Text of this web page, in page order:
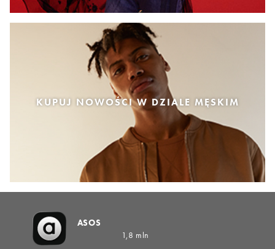
KUPUJ NOWOŚCI W DZIALE MĘSKIM
ASOS
1,8 mln